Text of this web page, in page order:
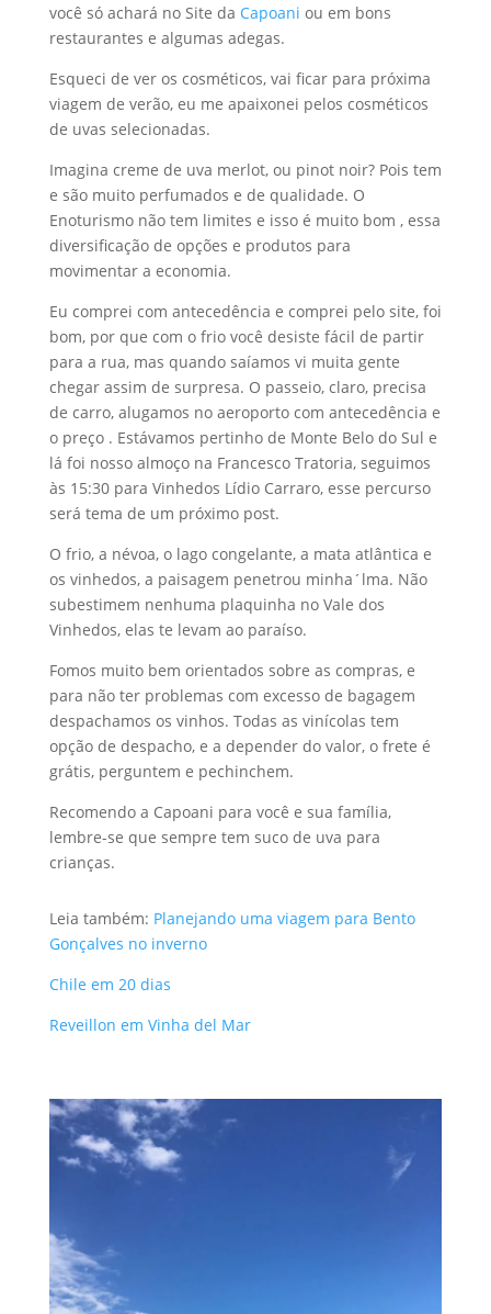
você só achará no Site da Capoani ou em bons
restaurantes e algumas adegas.
Esqueci de ver os cosméticos, vai ficar para próxima
viagem de verão, eu me apaixonei pelos cosméticos
de uvas selecionadas.
Imagina creme de uva merlot, ou pinot noir? Pois tem
e são muito perfumados e de qualidade. O
Enoturismo não tem limites e isso é muito bom , essa
diversificação de opções e produtos para
movimentar a economia.
Eu comprei com antecedência e comprei pelo site, foi
bom, por que com o frio você desiste fácil de partir
para a rua, mas quando saíamos vi muita gente
chegar assim de surpresa. O passeio, claro, precisa
de carro, alugamos no aeroporto com antecedência e
o preço . Estávamos pertinho de Monte Belo do Sul e
lá foi nosso almoço na Francesco Tratoria, seguimos
às 15:30 para Vinhedos Lídio Carraro, esse percurso
será tema de um próximo post.
O frio, a névoa, o lago congelante, a mata atlântica e
os vinhedos, a paisagem penetrou minha´lma. Não
subestimem nenhuma plaquinha no Vale dos
Vinhedos, elas te levam ao paraíso.
Fomos muito bem orientados sobre as compras, e
para não ter problemas com excesso de bagagem
despachamos os vinhos. Todas as vinícolas tem
opção de despacho, e a depender do valor, o frete é
grátis, perguntem e pechinchem.
Recomendo a Capoani para você e sua família,
lembre-se que sempre tem suco de uva para
crianças.
Leia também: Planejando uma viagem para Bento
Gonçalves no inverno
Chile em 20 dias
Reveillon em Vinha del Mar